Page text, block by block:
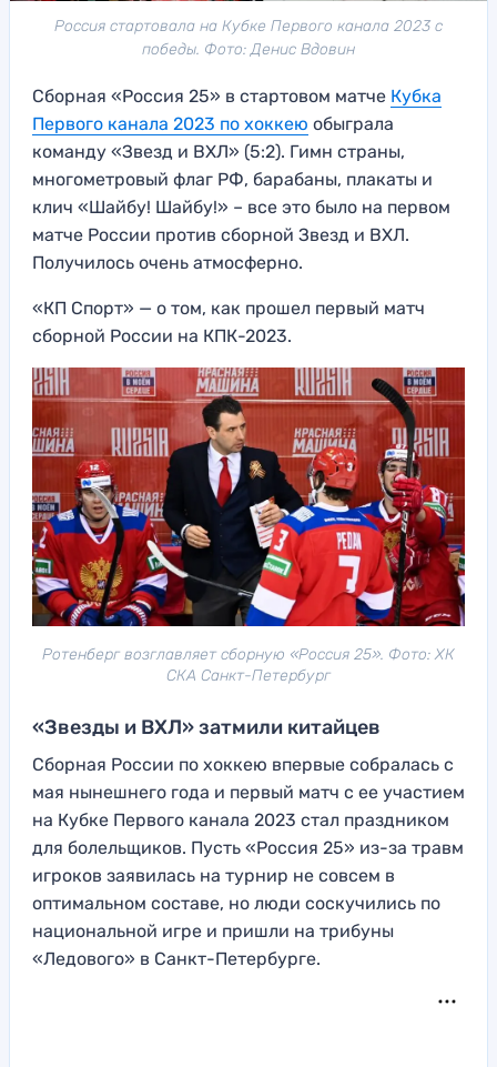
Россия стартовала на Кубке Первого канала 2023 с
победы. Фото: Денис Вдовин
Сборная «Россия 25» в стартовом матче Кубка
Первого канала 2023 по хоккею обыграла
команду «Звезд и ВХЛ» (5:2). Гимн страны,
многометровый флаг РФ, барабаны, плакаты и
клич «Шайбу! Шайбу!» – все это было на первом
матче России против сборной Звезд и ВХЛ.
Получилось очень атмосферно.
«КП Спорт» — о том, как прошел первый матч
сборной России на КПК-2023.
Ротенберг возглавляет сборную «Россия 25». Фото: ХК
СКА Санкт-Петербург
«Звезды и ВХЛ» затмили китайцев
Сборная России по хоккею впервые собралась с
мая нынешнего года и первый матч с ее участием
на Кубке Первого канала 2023 стал праздником
для болельщиков. Пусть «Россия 25» из-за травм
игроков заявилась на турнир не совсем в
оптимальном составе, но люди соскучились по
национальной игре и пришли на трибуны
«Ледового» в Санкт-Петербурге.